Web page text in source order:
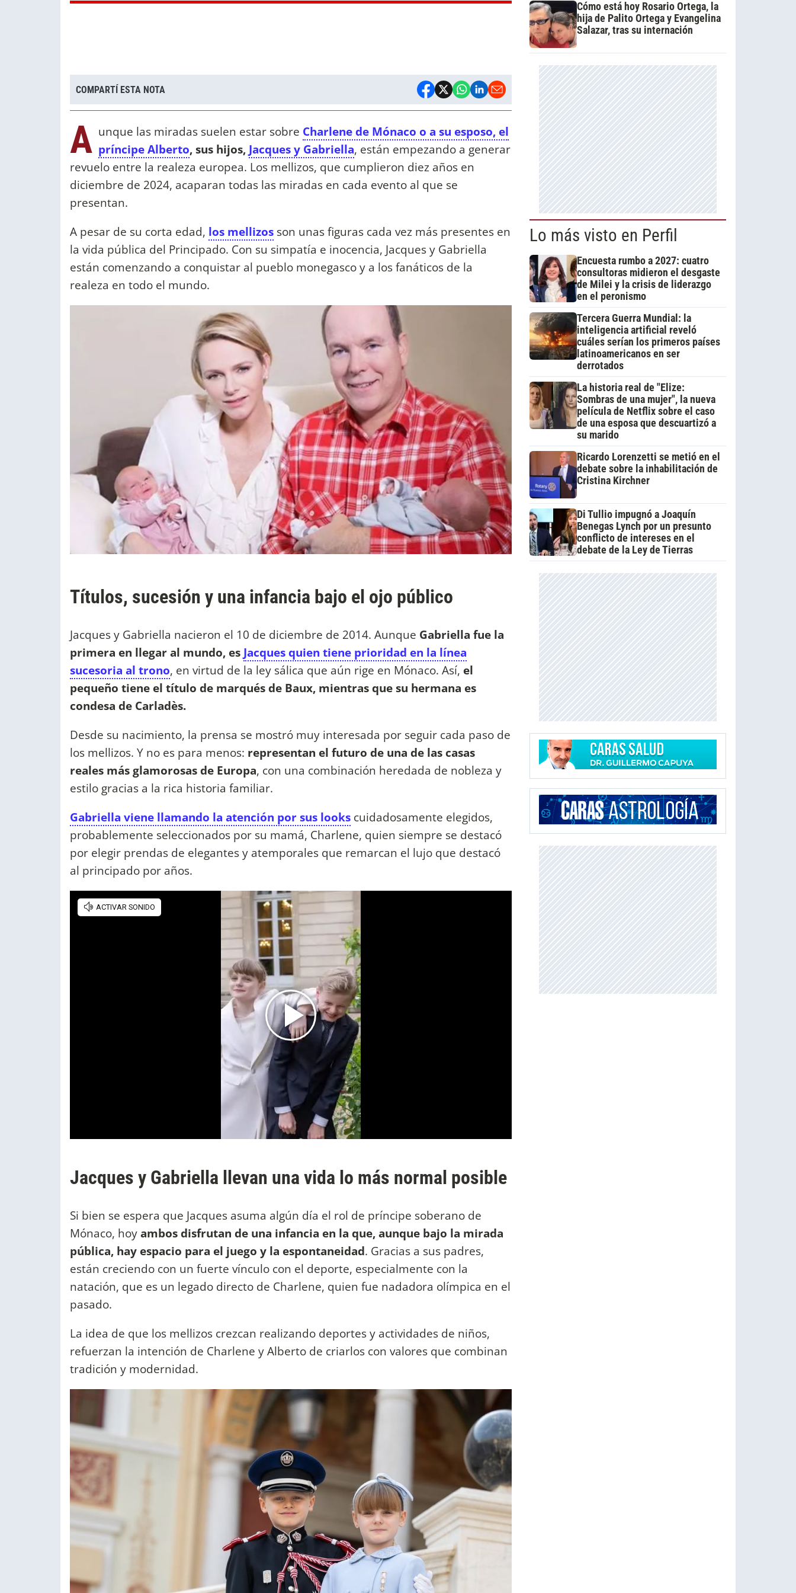
COMPARTÍ ESTA NOTA
A unque las miradas suelen estar sobre Charlene de Mónaco o a su esposo, el
príncipe Alberto, sus hijos, Jacques y Gabriella, están empezando a generar
revuelo entre la realeza europea. Los mellizos, que cumplieron diez años en
diciembre de 2024, acaparan todas las miradas en cada evento al que se
presentan.
A pesar de su corta edad, los mellizos son unas figuras cada vez más presentes en
la vida pública del Principado. Con su simpatía e inocencia, Jacques y Gabriella
están comenzando a conquistar al pueblo monegasco y a los fanáticos de la
realeza en todo el mundo.
Títulos, sucesión y una infancia bajo el ojo público
Jacques y Gabriella nacieron el 10 de diciembre de 2014. Aunque Gabriella fue la
primera en llegar al mundo, es Jacques quien tiene prioridad en la línea
sucesoria al trono, en virtud de la ley sálica que aún rige en Mónaco. Así, el
pequeño tiene el título de marqués de Baux, mientras que su hermana es
condesa de Carladès.
Desde su nacimiento, la prensa se mostró muy interesada por seguir cada paso de
los mellizos. Y no es para menos: representan el futuro de una de las casas
reales más glamorosas de Europa, con una combinación heredada de nobleza y
estilo gracias a la rica historia familiar.
Gabriella viene llamando la atención por sus looks cuidadosamente elegidos,
probablemente seleccionados por su mamá, Charlene, quien siempre se destacó
por elegir prendas de elegantes y atemporales que remarcan el lujo que destacó
al principado por años.
Jacques y Gabriella llevan una vida lo más normal posible
Si bien se espera que Jacques asuma algún día el rol de príncipe soberano de
Mónaco, hoyambos disfrutan de una infancia en la que, aunque bajo la mirada
pública, hay espacio para el juego y la espontaneidad. Gracias a sus padres,
están creciendo con un fuerte vínculo con el deporte, especialmente con la
natación, que es un legado directo de Charlene, quien fue nadadora olímpica en el
pasado.
La idea de que los mellizos crezcan realizando deportes y actividades de niños,
refuerzan la intención de Charlene y Alberto de criarlos con valores que combinan
tradición y modernidad.
Cómo está hoy Rosario Ortega, la
hija de Palito Ortega y Evangelina
Salazar, tras su internación
Lo más visto en Perfil
Encuesta rumbo a 2027: cuatro
consultoras midieron el desgaste
de Milei y la crisis de liderazgo
en el peronismo
Tercera Guerra Mundial: la
inteligencia artificial reveló
cuáles serían los primeros países
latinoamericanos en ser
derrotados
La historia real de "Elize:
Sombras de una mujer", la nueva
película de Netflix sobre el caso
de una esposa que descuartizó a
su marido
Ricardo Lorenzetti se metió en el
debate sobre la inhabilitación de
Cristina Kirchner
Di Tullio impugnó a Joaquín
Benegas Lynch por un presunto
conflicto de intereses en el
debate de la Ley de Tierras